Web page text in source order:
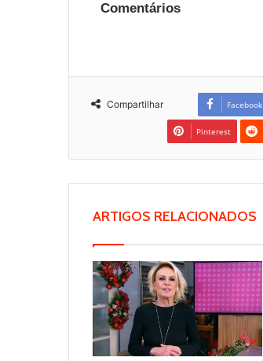
Comentários
Compartilhar Facebook
Pinterest
ARTIGOS RELACIONADOS